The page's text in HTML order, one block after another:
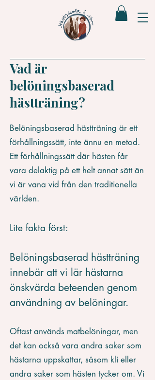
Vad är
belöningsbaserad
hästträning?
Belöningsbaserad hästträning är ett
förhållningssätt, inte ännu en metod.
Ett förhållningssätt där hästen får
vara delaktig på ett helt annat sätt än
vi är vana vid från den traditionella
världen.
Lite fakta först:
Belöningsbaserad hästträning
innebär att vi lär hästarna
önskvärda beteenden genom
användning av belöningar.
Oftast används matbelöningar, men
det kan också vara andra saker som
hästarna uppskattar, såsom kli eller
andra saker som hästen tycker om. Vi